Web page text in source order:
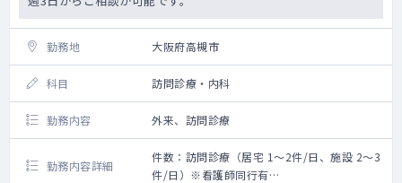
勤務地 大阪府高槻市
科目 訪問診療・内科
勤務内容 外来、訪問診療
勤務内容詳細
件数：訪問診療（居宅 1～2件/日、施設 2～3
件/日）※看護師同行有